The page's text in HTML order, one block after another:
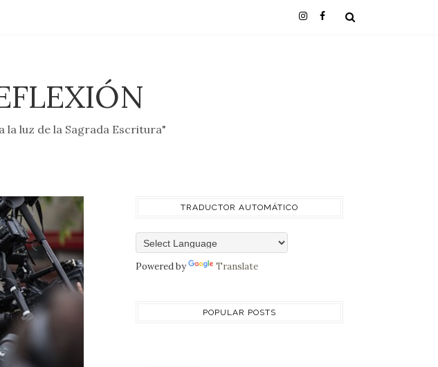
luz de la Sagrada Escritura"
TRADUCTOR AUTOMÁTICO
Powered by Translate
POPULAR POSTS